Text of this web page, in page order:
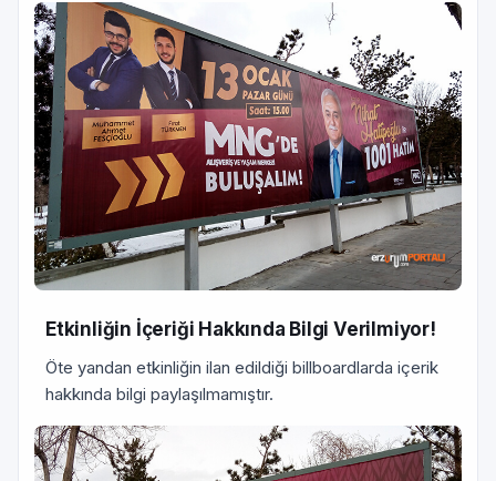
Etkinliğin İçeriği Hakkında Bilgi Verilmiyor!
Öte yandan etkinliğin ilan edildiği billboardlarda içerik
hakkında bilgi paylaşılmamıştır.